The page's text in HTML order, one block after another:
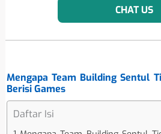
CHAT US
Mengapa Team Building Sentul
Berisi Games
Daftar Isi